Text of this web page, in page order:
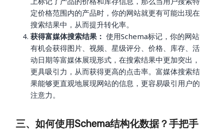
定价格范围内的产品时，你的网站就更有可能出现在
搜索结果中，从而提升转化率。
获得富媒体搜索结果： 使用Schema标记，你的网站
有机会获得图片、视频、星级评分、价格、库存、活
动日期等富媒体展现形式，在搜索结果中更加突出，
更具吸引力，从而获得更高的点击率。富媒体搜索结
果能够更直观地展现网站的信息，更容易吸引用户的
注意力。
三、如何使用Schema结构化数据？手把手